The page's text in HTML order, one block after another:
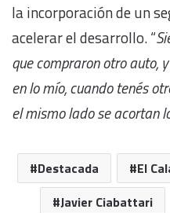
la incorporación de un
acelerar el desarrollo. “
que compraron otro auto,
en lo mío, cuando tenés
el mismo lado se acortan
Destacada El
Javier Ciabattari